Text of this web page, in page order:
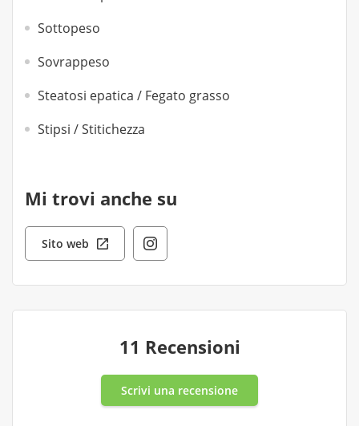
Sottopeso
Sovrappeso
Steatosi epatica / Fegato grasso
Stipsi / Stitichezza
Mi trovi anche su
Sito web
11 Recensioni
Scrivi una recensione